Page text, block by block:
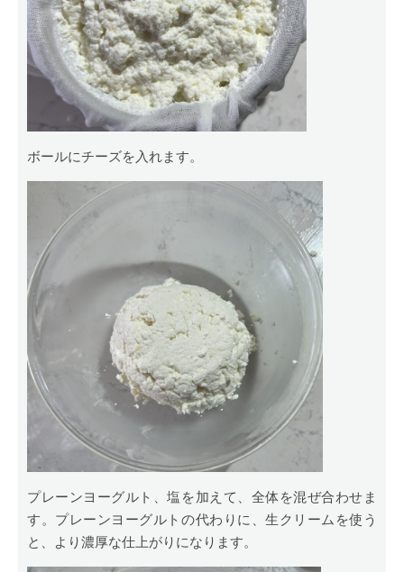
ボールにチーズを入れます。
プレーンヨーグルト、塩を加えて、全体を混ぜ合わせま
す。プレーンヨーグルトの代わりに、生クリームを使う
と、より濃厚な仕上がりになります。